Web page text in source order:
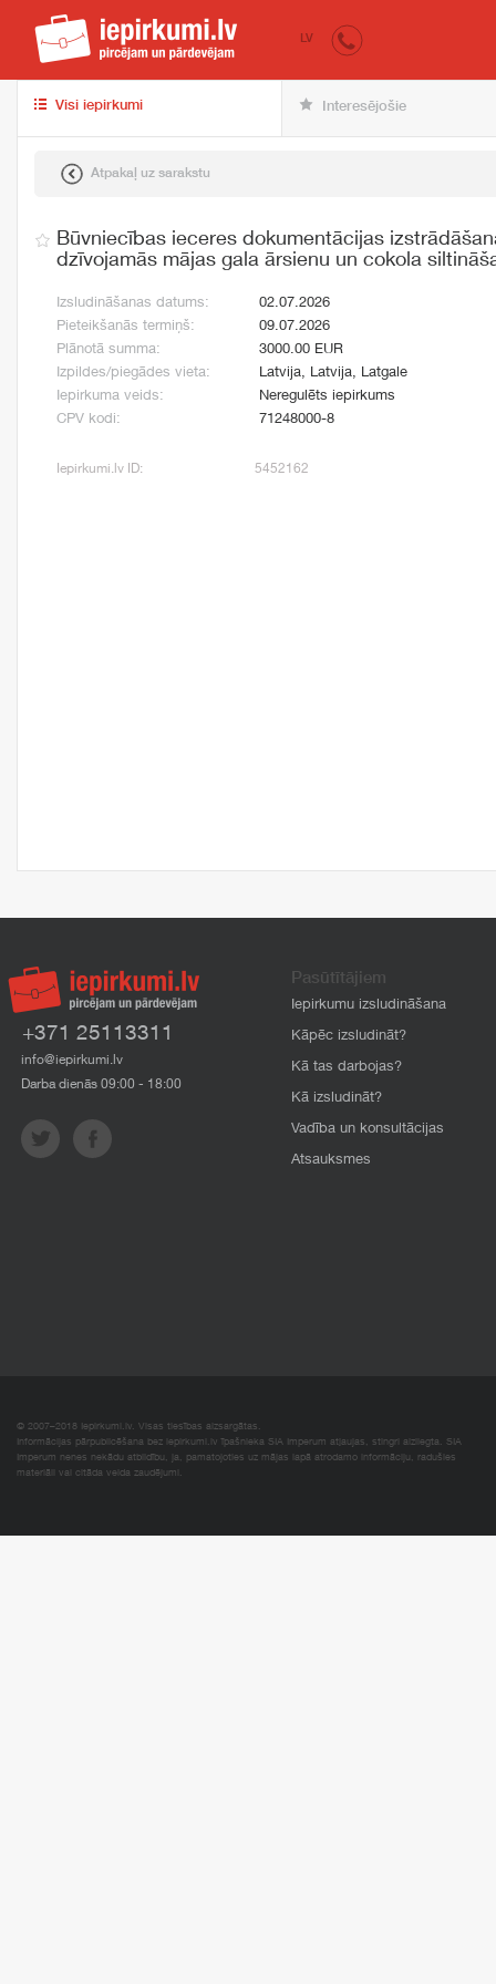
iepirkumi.lv
LV
Visi iepirkumi Interesējošie
Atpakaļ uz sarakstu
Būvniecības ieceres dokumentācijas
dzīvojamās mājas gala ārsienu un cokola
Izsludināšanas datums:
02.07.2026
Pieteikšanās termiņš:
09.07.2026
Plānotā summa:
3000.00 EUR
Izpildes/piegādes vieta:
Latvija, Latvija, Latgale
Iepirkuma veids:
Neregulēts iepirkums
CPV kodi:
71248000-8
Iepirkumi.lv ID: 5452162
+371 25113311
info@iepirkumi.lv
Darba dienās 09:00 - 18:00
Pasūtītājiem
Iepirkumu izsludināšana
Kāpēc izsludināt?
Kā tas darbojas?
Kā izsludināt?
Vadība un konsultācijas
Atsauksmes
© 2007–2018 Iepirkumi.lv. Visas tiesības aizsargātas.
Informācijas pārpublicēšana bez iepirkumi.lv īpašnieka SIA Imperum atļaujas, stingri aizliegta. SIA
Imperum nenes nekādu atbildību, ja, pamatojoties uz mājas lapā atrodamo informāciju, radušies
materiāli vai citāda veida zaudējumi.